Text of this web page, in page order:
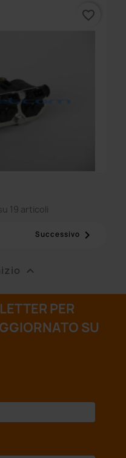
favorite_border
19 articoli
Successivo 

PER
SU